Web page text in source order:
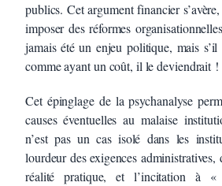
publics. Cet argument financier
imposer des réformes
jamais été un enjeu politique, mais s’il
comme ayant un coût, il le deviendrait !
Cet épinglage de la psychanalyse
causes éventuelles au malaise
n’est pas un cas isolé dans les
lourdeur des exigences administratives,
réalité pratique, et l’incitation à